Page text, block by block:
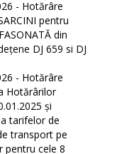
- Hotărâre
pentru
din
DJ 659 si DJ
- Hotărâre
Hotărârilor
şi
tarifelor de
transport pe
pentru cele 8